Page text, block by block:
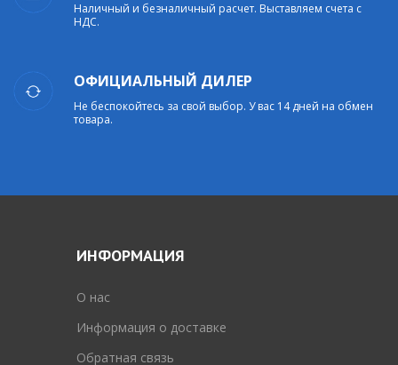
Наличный и безналичный расчет. Выставляем счета с
НДС.
ОФИЦИАЛЬНЫЙ ДИЛЕР
Не беспокойтесь за свой выбор. У вас 14 дней на обмен
товара.
ИНФОРМАЦИЯ
O нас
Информация о доставке
Обратная связь